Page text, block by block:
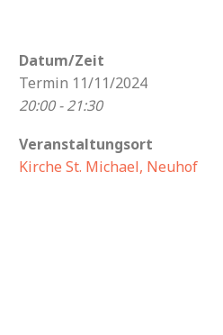
Datum/Zeit
Termin 11/11/2024
20:00 - 21:30
Veranstaltungsort
Kirche St. Michael, Neuhof